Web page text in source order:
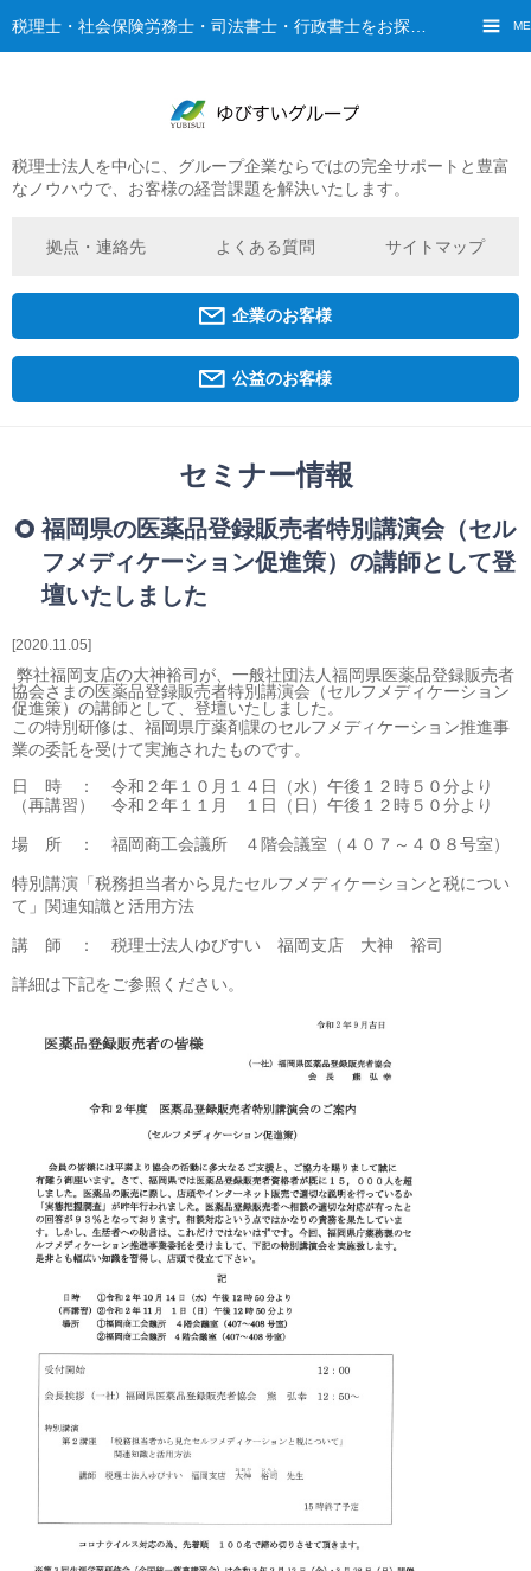
税理士法人を中心に、グループ企業ならではの完全サポートと豊富
なノウハウで、お客様の経営課題を解決いたします。
拠点・連絡先 よくある質問 サイトマップ
企業のお客様
公益のお客様
ご挨拶
グループ概要
ゆびすいのあゆみ
京都オフィス
相続・贈与・事業承継をお考えの方
医業経営者の方
寺院などの宗教法人経営者の方
保育園経営者の方
介護事業者の方
介護専門チームからのお知らせ
セミナー情報
2020.11.05
福岡県の医薬品登録販売者特別講演会（セル
フメディケーション促進策）の講師として登
壇いたしました
弊社福岡支店の大神裕司が、一般社団法人福岡県医薬品登録販売者
協会さまの医薬品登録販売者特別講演会（セルフメディケーション
促進策）の講師として、登壇いたしました。
この特別研修は、福岡県庁薬剤課のセルフメディケーション推進事
業の委託を受けて実施されたものです。
日 時 ： 令和２年１０月１４日（水）午後１２時５０分より
（再講習） 令和２年１１月 １日（日）午後１２時５０分より
場 所 ： 福岡商工会議所 ４階会議室（４０７～４０８号室）
特別講演「税務担当者から見たセルフメディケーションと税につい
て」関連知識と活用方法
講 師 ： 税理士法人ゆびすい 福岡支店 大神 裕司
詳細は下記をご参照ください。